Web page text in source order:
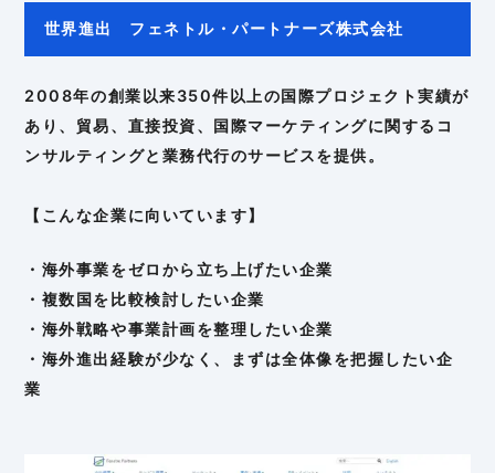
世界進出 フェネトル・パートナーズ株式会社
2008年の創業以来350件以上の国際プロジェクト実績が
あり、貿易、直接投資、国際マーケティングに関するコ
ンサルティングと業務代行のサービスを提供。
【こんな企業に向いています】
・海外事業をゼロから立ち上げたい企業
・複数国を比較検討したい企業
・海外戦略や事業計画を整理したい企業
・海外進出経験が少なく、まずは全体像を把握したい企
業